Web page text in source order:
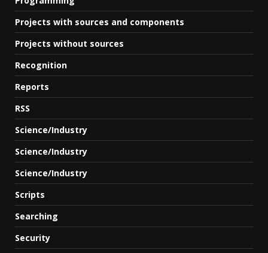
Projects with sources and components
Projects without sources
Recognition
Reports
RSS
Science/Industry
Science/Industry
Science/Industry
Scripts
Searching
Security